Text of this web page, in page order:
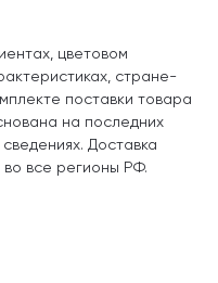
цветовом
стране-
поставки товара
на последних
Доставка
все регионы РФ.